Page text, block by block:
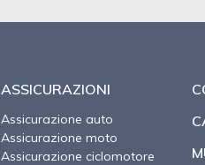
ASSICURAZIONI
Assicurazione auto
Assicurazione moto
Assicurazione ciclomotore